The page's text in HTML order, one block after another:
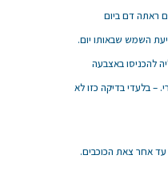
ראתה דם ביום
השמש שבאותו יום.
להכניסו באצבעה
– בלעדי בדיקה כזו לא
אחר צאת הכוכבים.